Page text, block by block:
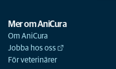
Mer om AniCura
Om AniCura
Jobba hos oss
För veterinärer